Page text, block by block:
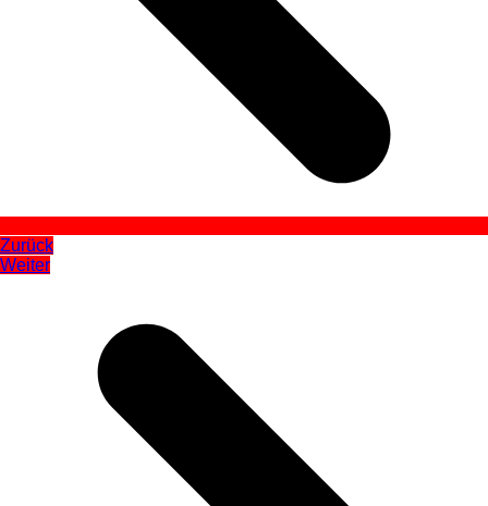
Zurück
Weiter